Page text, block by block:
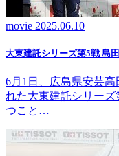
movie 2025.06.10
大東建託シリーズ第5戦 島
6月1日、広島県安芸
れた大東建託シリー
つこと…